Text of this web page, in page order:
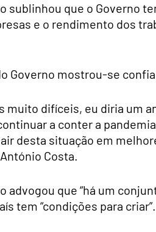
sublinhou que o Governo
e o rendimento dos
Governo mostrou-se
muito difíceis, eu diria um
a conter a
desta situação em
Costa.
advogou que “há um
tem “condições para criar”.